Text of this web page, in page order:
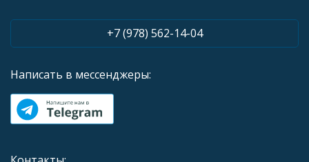
+7 (978) 562-14-04
Написать в мессенджеры: